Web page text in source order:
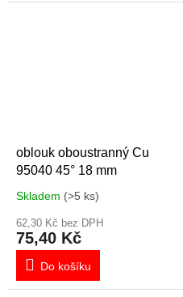
oblouk oboustranný Cu
95040 45° 18 mm
Skladem (>5 ks)
62,30 Kč bez DPH
75,40 Kč
Do košíku